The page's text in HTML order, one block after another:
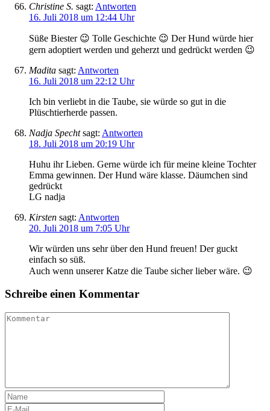
Christine S. sagt: Antworten
16. Juli 2018 um 12:44 Uhr
Süße Biester 😉 Tolle Geschichte 😉 Der Hund würde hier
gern adoptiert werden und geherzt und gedrückt werden 😉
Madita sagt: Antworten
16. Juli 2018 um 22:12 Uhr
Ich bin verliebt in die Taube, sie würde so gut in die
Plüschtierherde passen.
Nadja Specht sagt: Antworten
18. Juli 2018 um 20:19 Uhr
Huhu ihr Lieben. Gerne würde ich für meine kleine Tochter
Emma gewinnen. Der Hund wäre klasse. Däumchen sind
gedrückt
LG nadja
Kirsten sagt: Antworten
20. Juli 2018 um 7:05 Uhr
Wir würden uns sehr über den Hund freuen! Der guckt
einfach so süß.
Auch wenn unserer Katze die Taube sicher lieber wäre. 😉
Schreibe einen Kommentar